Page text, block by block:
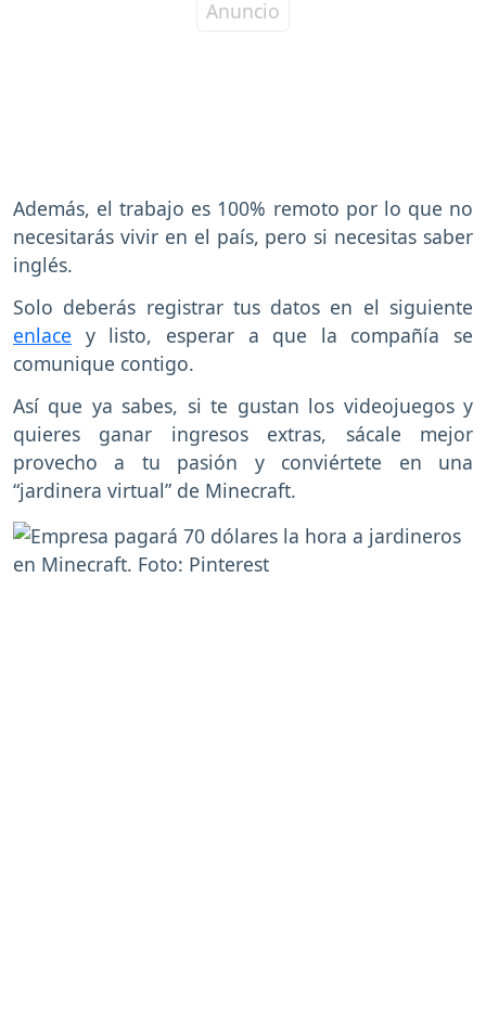
Además, el trabajo es 100% remoto por lo que no
necesitarás vivir en el país, pero si necesitas saber
inglés.
Solo deberás registrar tus datos en el siguiente
enlace y listo, esperar a que la compañía se
comunique contigo.
Así que ya sabes, si te gustan los videojuegos y
quieres ganar ingresos extras, sácale mejor
provecho a tu pasión y conviértete en una
“jardinera virtual” de Minecraft.